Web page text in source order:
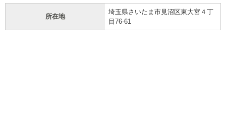
所在地
埼玉県さいたま市見沼区東大宮４丁
目76-61